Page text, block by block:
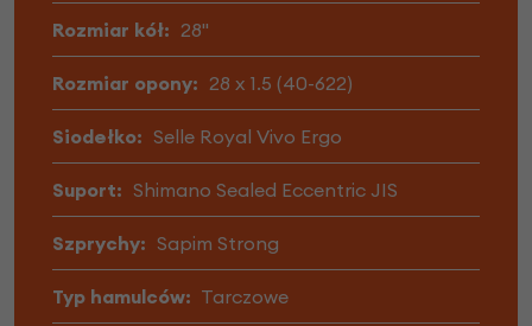
Rozmiar kół: 28"
Rozmiar opony: 28 x 1.5 (40-622)
Siodełko: Selle Royal Vivo Ergo
Suport: Shimano Sealed Eccentric JIS
Szprychy: Sapim Strong
Typ hamulców: Tarczowe